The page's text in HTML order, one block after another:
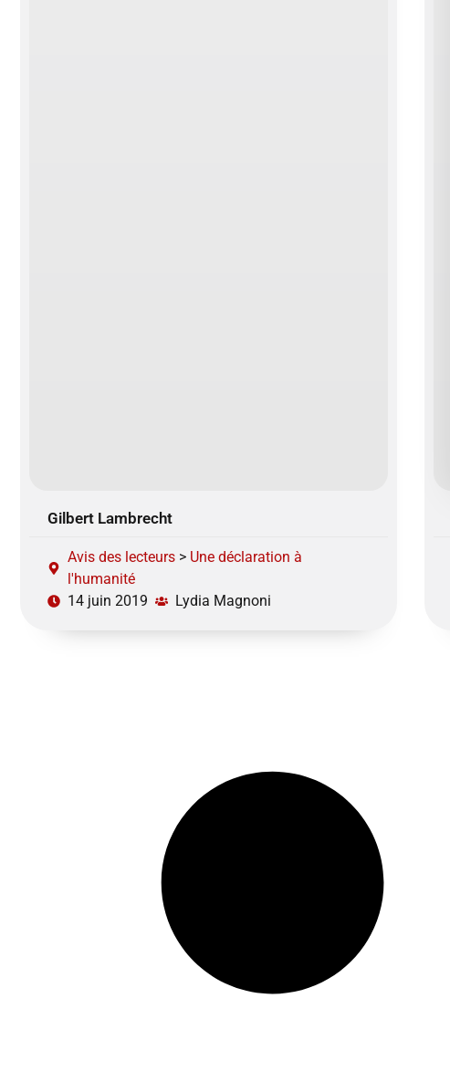
Gilbert Lambrecht
Avis des lecteurs > Une déclaration à
l'humanité
14 juin 2019
Lydia Magnoni